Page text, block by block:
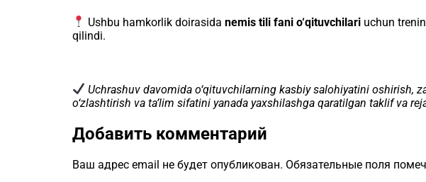
Ushbu hamkorlik doirasida nemis tili fani o‘qituvchilari uchun
qilindi.
Uchrashuv davomida o‘qituvchilarning kasbiy salohiyatini oshirish,
o‘zlashtirish va ta’lim sifatini yanada yaxshilashga qaratilgan taklif va
Добавить комментарий
Ваш адрес email не будет опубликован. Обязательные поля